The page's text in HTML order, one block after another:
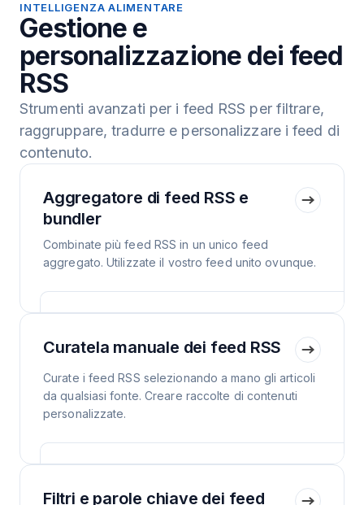
INTELLIGENZA ALIMENTARE
Gestione e
personalizzazione dei feed
RSS
Strumenti avanzati per i feed RSS per filtrare,
raggruppare, tradurre e personalizzare i feed di
contenuto.
Aggregatore di feed RSS e
bundler
Combinate più feed RSS in un unico feed
aggregato. Utilizzate il vostro feed unito ovunque.
Curatela manuale dei feed RSS
Curate i feed RSS selezionando a mano gli articoli
da qualsiasi fonte. Creare raccolte di contenuti
personalizzate.
Filtri e parole chiave dei feed